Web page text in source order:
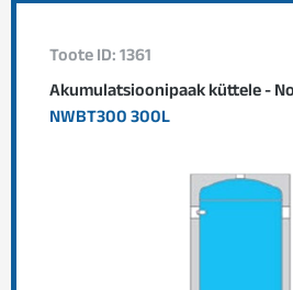
Toote ID: 1361
Akumulatsioonipaak küttele -
NWBT300 300L